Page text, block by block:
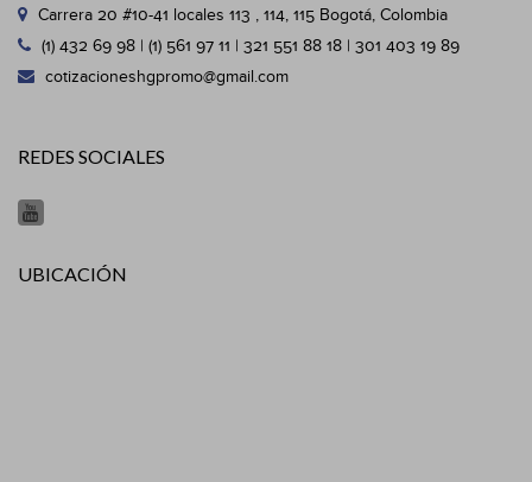
Carrera 20 #10-41 locales 113 , 114, 115 Bogotá, Colombia
(1) 432 69 98 | (1) 561 97 11 | 321 551 88 18 | 301 403 19 89
cotizacioneshgpromo@gmail.com
REDES SOCIALES
UBICACIÓN